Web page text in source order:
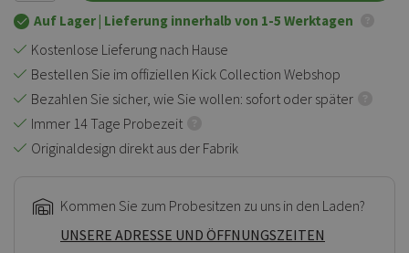
Auf Lager | Lieferung innerhalb von 1-5 Werktagen
Kostenlose Lieferung nach Hause
Bestellen Sie im offiziellen Kick Collection Webshop
Bezahlen Sie sicher, wie Sie wollen: sofort oder später
Immer 14 Tage Probezeit
Originaldesign direkt aus der Fabrik
Kommen Sie zum Probesitzen zu uns in den Laden?
UNSERE ADRESSE UND ÖFFNUNGSZEITEN